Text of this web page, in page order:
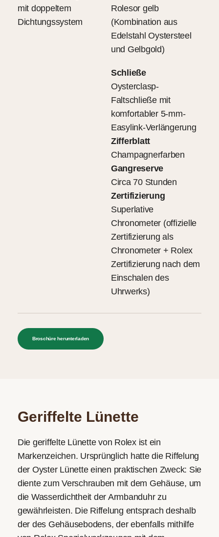
mit doppeltem
Dichtungssystem
Rolesor gelb
(Kombination aus
Edelstahl Oystersteel
und Gelbgold)
Schließe
Oysterclasp-
Faltschließe mit
komfortabler 5-mm-
Easylink-Verlängerung
Zifferblatt
Champagnerfarben
Gangreserve
Circa 70 Stunden
Zertifizierung
Superlative
Chronometer (offizielle
Zertifizierung als
Chronometer + Rolex
Zertifizierung nach dem
Einschalen des
Uhrwerks)
Broschüre herunterladen
Geriffelte Lünette
Die geriffelte Lünette von Rolex ist ein
Markenzeichen. Ursprünglich hatte die Riffelung
der Oyster Lünette einen praktischen Zweck: Sie
diente zum Verschrauben mit dem Gehäuse­, um
die Wasserdichtheit der Armbanduhr zu
gewährleisten. Die Riffelung entsprach deshalb
der des Gehäuse­bodens, der ebenfalls mithilfe